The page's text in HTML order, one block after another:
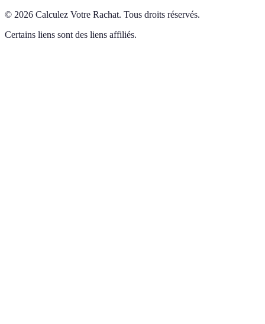
© 2026 Calculez Votre Rachat. Tous droits réservés.
Certains liens sont des liens affiliés.